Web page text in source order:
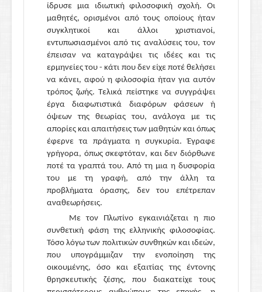
ίδρυσε μια ιδιωτική φιλοσοφική σχολή. Οι
μαθητές, ορισμένοι από τους οποίους ήταν
συγκλητικοί και άλλοι χριστιανοί,
εντυπωσιασμένοι από τις αναλύσεις του, τον
έπεισαν να καταγράψει τις ιδέες και τις
ερμηνείες του - κάτι που δεν είχε ποτέ θελήσει
να κάνει, αφού η φιλοσοφία ήταν για αυτόν
τρόπος ζωής. Τελικά πείστηκε να συγγράψει
έργα διαφωτιστικά διαφόρων φάσεων ή
όψεων της θεωρίας του, ανάλογα με τις
απορίες και απαιτήσεις των μαθητών και όπως
έφερνε τα πράγματα η συγκυρία. Έγραφε
γρήγορα, όπως σκεφτόταν, και δεν διόρθωνε
ποτέ τα γραπτά του. Από τη μια η δυσφορία
του με τη γραφή, από την άλλη τα
προβλήματα όρασης, δεν του επέτρεπαν
αναθεωρήσεις.
Με τον Πλωτίνο εγκαινιάζεται η πιο
συνθετική φάση της ελληνικής φιλοσοφίας.
Τόσο λόγω των πολιτικών συνθηκών και ιδεών,
που υπογράμμιζαν την ενοποίηση της
οικουμένης, όσο και εξαιτίας της έντονης
θρησκευτικής ζέσης, που διακατείχε τους